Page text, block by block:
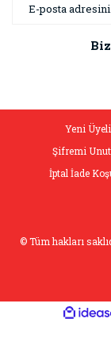
Yeni
Şifremi
İptal İade
© Tüm hakları